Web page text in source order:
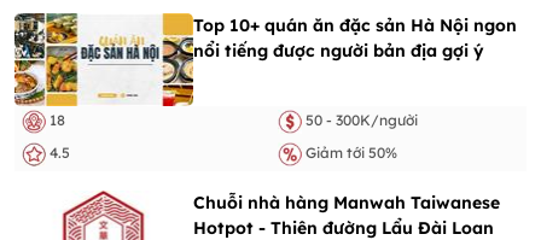
Top 10+ quán ăn đặc sản Hà Nội ngon
nổi tiếng được người bản địa gợi ý
18
50 - 300K/người
4.5
Giảm tới 50%
Chuỗi nhà hàng Manwah Taiwanese
Hotpot - Thiên đường Lẩu Đài Loan